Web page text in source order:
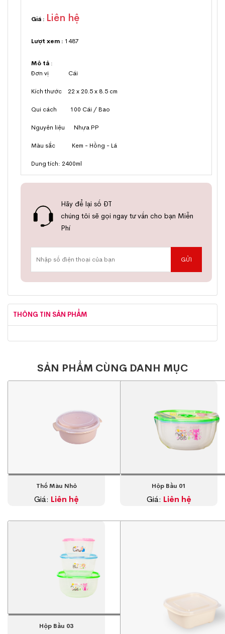
Giá : Liên hệ
Lượt xem : 1487
Mô tả :
Đơn vị Cái
Kích thước 22 x 20.5 x 8.5 cm
Qui cách 100 Cái / Bao
Nguyên liệu Nhựa PP
Màu sắc Kem - Hồng - Lá
Dung tích: 2400ml
Hãy để lại số ĐT
chúng tôi sẽ gọi ngay tư vấn cho bạn Miễn
Phí
THÔNG TIN SẢN PHẨM
SẢN PHẨM CÙNG DANH MỤC
Thố Màu Nhỏ
Giá: Liên hệ
Hộp Bầu 01
Giá: Liên hệ
Hộp Bầu 03